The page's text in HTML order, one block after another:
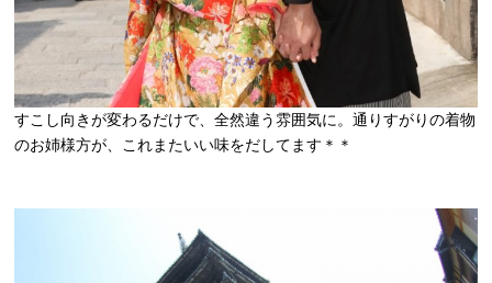
すこし向きが変わるだけで、全然違う雰囲気に。通りすがりの着物
のお姉様方が、これまたいい味をだしてます＊＊